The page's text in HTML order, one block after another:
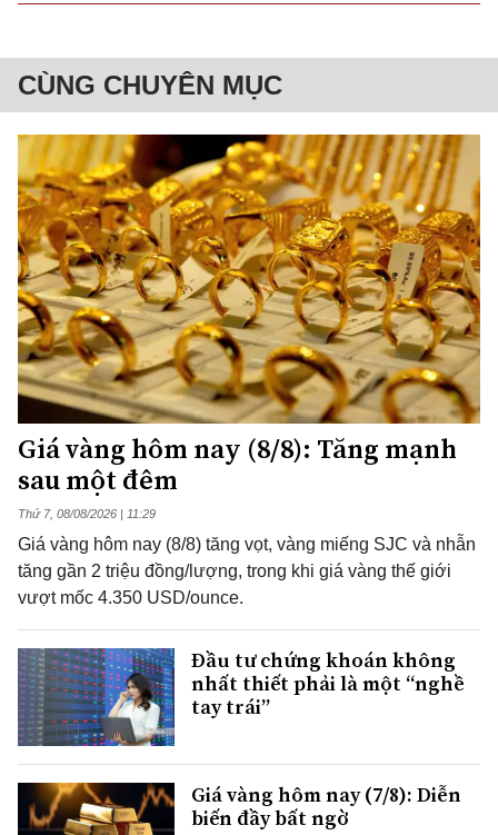
CÙNG CHUYÊN MỤC
Giá vàng hôm nay (8/8): Tăng mạnh
sau một đêm
Thứ 7, 08/08/2026 | 11:29
Giá vàng hôm nay (8/8) tăng vọt, vàng miếng SJC và nhẫn
tăng gần 2 triệu đồng/lượng, trong khi giá vàng thế giới
vượt mốc 4.350 USD/ounce.
Đầu tư chứng khoán không
nhất thiết phải là một “nghề
tay trái”
Giá vàng hôm nay (7/8): Diễn
biến đầy bất ngờ